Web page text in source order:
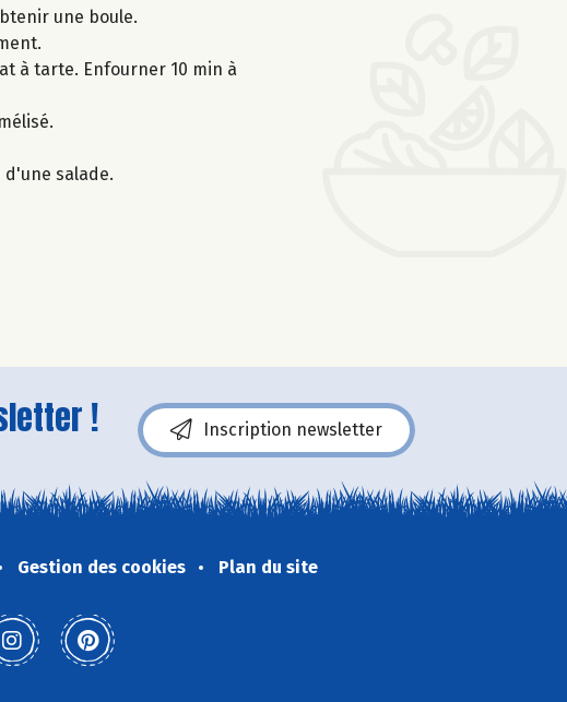
une boule.
à tarte. Enfourner 10 min à
salade.
! Inscription newsletter
Gestion des cookies Plan du site